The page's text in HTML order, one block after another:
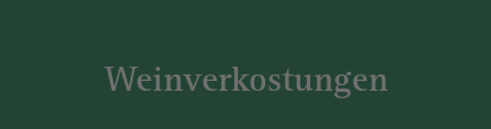
Weinverkostungen